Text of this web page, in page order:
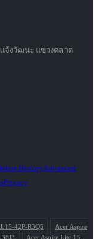
จ้งวัฒนะ แขวงตลาด
HistoryAdvanced
Privacy
42P-R3Q5
Acer Aspire
Acer Aspire Lite 15